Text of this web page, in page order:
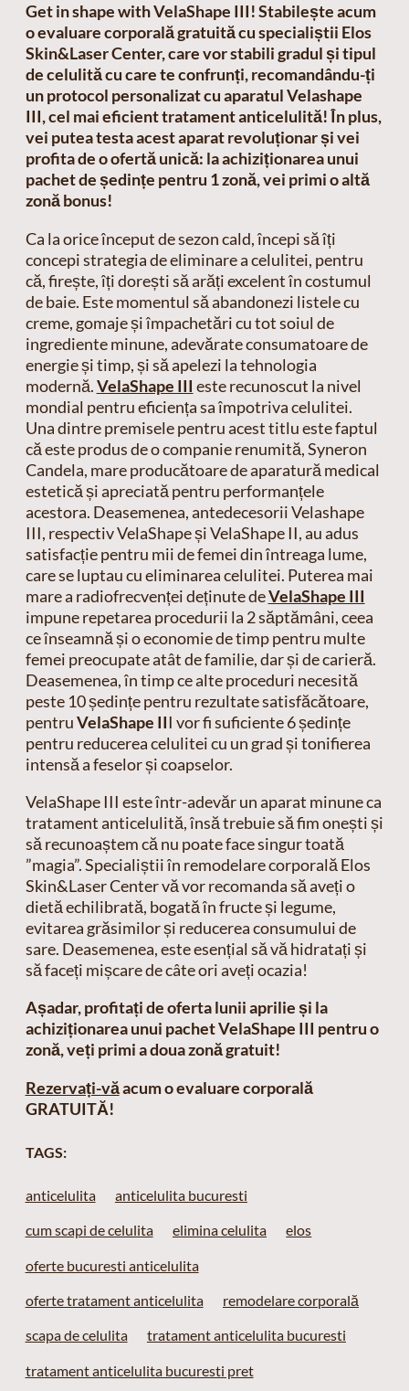
Get in shape with VelaShape III! Stabilește acum
o evaluare corporală gratuită cu specialiștii Elos
Skin&Laser Center, care vor stabili gradul și tipul
de celulită cu care te confrunți, recomandându-ți
un protocol personalizat cu aparatul Velashape
III, cel mai eficient tratament anticelulită! În plus,
vei putea testa acest aparat revoluționar și vei
profita de o ofertă unică: la achiziționarea unui
pachet de ședințe pentru 1 zonă, vei primi o altă
zonă bonus!
Ca la orice început de sezon cald, începi să îți
concepi strategia de eliminare a celulitei, pentru
că, firește, îți dorești să arăți excelent în costumul
de baie. Este momentul să abandonezi listele cu
creme, gomaje și împachetări cu tot soiul de
ingrediente minune, adevărate consumatoare de
energie și timp, și să apelezi la tehnologia
modernă.VelaShape III este recunoscut la nivel
mondial pentru eficiența sa împotriva celulitei.
Una dintre premisele pentru acest titlu este faptul
că este produs de o companie renumită, Syneron
Candela, mare producătoare de aparatură medical
estetică și apreciată pentru performanțele
acestora. Deasemenea, antedecesorii Velashape
III, respectiv VelaShape și VelaShape II, au adus
satisfacție pentru mii de femei din întreaga lume,
care se luptau cu eliminarea celulitei. Puterea mai
mare a radiofrecvenței deținute deVelaShape III
impune repetarea procedurii la 2 săptămâni, ceea
ce înseamnă și o economie de timp pentru multe
femei preocupate atât de familie, dar și de carieră.
Deasemenea, în timp ce alte proceduri necesită
peste 10 ședințe pentru rezultate satisfăcătoare,
pentruVelaShape III vor fi suficiente 6 ședințe
pentru reducerea celulitei cu un grad și tonifierea
intensă a feselor și coapselor.
VelaShape III este într-adevăr un aparat minune ca
tratament anticelulită, însă trebuie să fim onești și
să recunoaștem că nu poate face singur toată
”magia”. Specialiștii în remodelare corporală Elos
Skin&Laser Center vă vor recomanda să aveți o
dietă echilibrată, bogată în fructe și legume,
evitarea grăsimilor și reducerea consumului de
sare. Deasemenea, este esențial să vă hidratați și
să faceți mișcare de câte ori aveți ocazia!
Așadar, profitați de oferta lunii aprilie și la
achiziționarea unui pachet VelaShape III pentru o
zonă, veți primi a doua zonă gratuit!
Rezervați-văacum o evaluare corporală
GRATUITĂ!
TAGS:
anticelulita anticelulita bucuresti
cum scapi de celulita elimina celulita elos
oferte bucuresti anticelulita
oferte tratament anticelulita remodelare corporală
scapa de celulita tratament anticelulita bucuresti
tratament anticelulita bucuresti pret